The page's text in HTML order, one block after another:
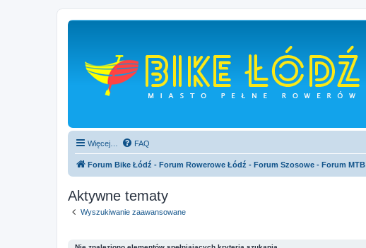
Więcej… FAQ
Forum Bike Łódź - Forum Rowerowe Łódź - Forum Szosowe - Forum MTB
Aktywne tematy
Wyszukiwanie zaawansowane